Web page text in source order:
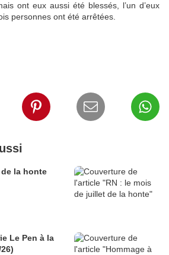
ont eux aussi été blessés, l’un d’eux
personnes ont été arrêtées.
la honte
Le Pen à la